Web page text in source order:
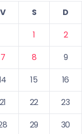
V S
D
1
2
7 8
9
15
16
21 22
23
29
30